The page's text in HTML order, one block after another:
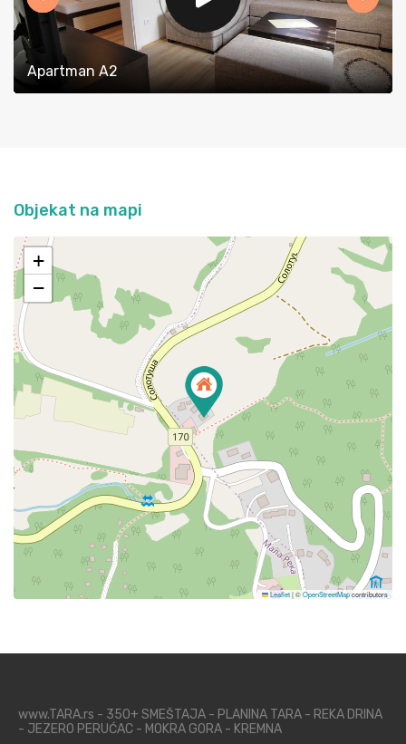
Apartman A2
Previous Next
Objekat na mapi
+
−
Leaflet|©OpenStreetMapcontributors
www.TARA.rs - 350+ SMEŠTAJA - PLANINA TARA - REKA DRINA
- JEZERO PERUĆAC - MOKRA GORA - KREMNA